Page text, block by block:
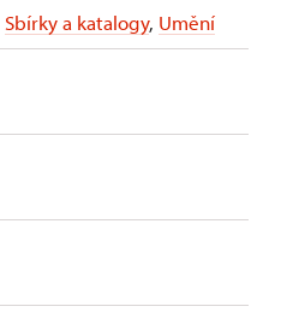
Sbírky a katalogy, Umění